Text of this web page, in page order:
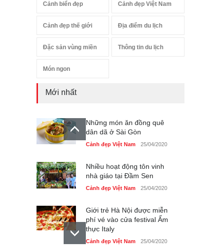
Cảnh biển đẹp Cảnh đẹp Việt Nam
Cảnh đẹp thế giới Địa điểm du lịch
Đặc sản vùng miền Thông tin du lịch
Món ngon
Mới nhất
Những món ăn đồng quê
dân dã ở Sài Gòn
Cảnh đẹp Việt Nam 25/04/2020
Nhiều hoạt động tôn vinh
nhà giáo tại Đầm Sen
Cảnh đẹp Việt Nam 25/04/2020
Giới trẻ Hà Nội được miễn
phí vé vào cửa festival Ẩm
thực Italy
Cảnh đẹp Việt Nam 25/04/2020